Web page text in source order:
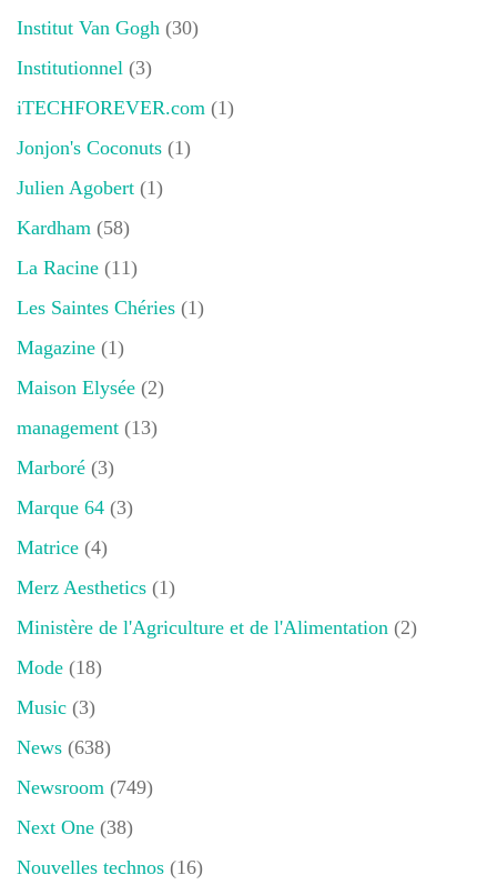
Institut Van Gogh (30)
Institutionnel (3)
iTECHFOREVER.com (1)
Jonjon's Coconuts (1)
Julien Agobert (1)
Kardham (58)
La Racine (11)
Les Saintes Chéries (1)
Magazine (1)
Maison Elysée (2)
management (13)
Marboré (3)
Marque 64 (3)
Matrice (4)
Merz Aesthetics (1)
Ministère de l'Agriculture et de l'Alimentation (2)
Mode (18)
Music (3)
News (638)
Newsroom (749)
Next One (38)
Nouvelles technos (16)